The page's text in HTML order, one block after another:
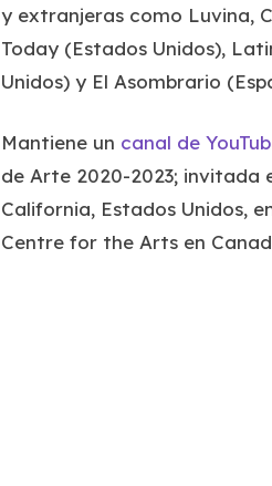
y extranjeras como Luvina,
Today (Estados Unidos),
Unidos) y El Asombrario
Mantiene un canal de
de Arte 2020-2023; invitada
California, Estados Unidos,
Centre for the Arts en